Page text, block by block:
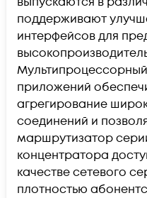
поддерживают
интерфейсов для
приложений
агрегирование
соединений и
маршрутизатор
концентратора
качестве сетевого
плотностью